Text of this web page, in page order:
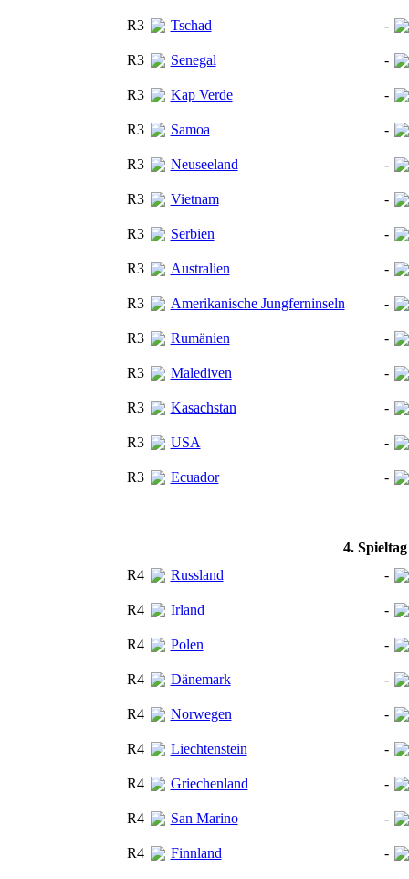
R3 Tschad -
R3 Senegal -
R3 Kap Verde -
R3 Samoa -
R3 Neuseeland -
R3 Vietnam -
R3 Serbien -
R3 Australien -
R3 Amerikanische Jungferninseln -
R3 Rumänien -
R3 Malediven -
R3 Kasachstan -
R3 USA -
R3 Ecuador -
4.
R4
Russland -
R4 Irland -
R4 Polen -
R4 Dänemark -
R4 Norwegen -
R4 Liechtenstein -
R4 Griechenland -
R4 San Marino -
R4 Finnland -